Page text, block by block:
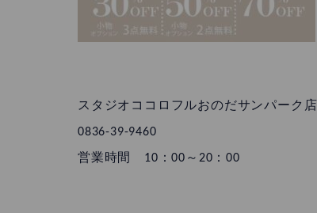
スタジオココロフルおのだサンパーク店
0836-39-9460
営業時間 10：00～20：00